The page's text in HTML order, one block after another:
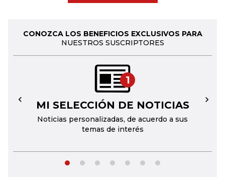
CONOZCA LOS BENEFICIOS EXCLUSIVOS PARA
NUESTROS SUSCRIPTORES
1
MI SELECCIÓN DE NOTICIAS
Noticias personalizadas, de acuerdo a sus
temas de interés
← →